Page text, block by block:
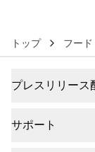
トップ フー
プレスリリース
サポート